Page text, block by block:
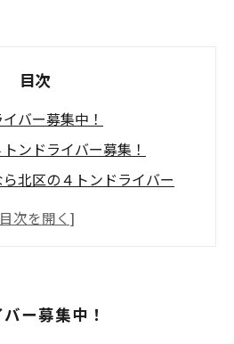
目次
バー募集中！
ンドライバー募集！
北区の４トンドライバー
ー募集中！